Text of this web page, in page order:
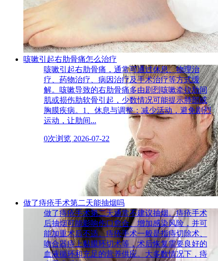
咳嗽引起右肋骨痛怎么治疗
咳嗽引起右肋骨痛，通常可通过休息、物理治
疗、药物治疗、病因治疗及手术治疗等方式缓
解。咳嗽导致的右肋骨痛多由剧烈咳嗽牵拉肋间
肌或损伤肋软骨引起，少数情况可能提示肺部或
胸膜疾病。1、休息与调整：减少活动，避免剧烈
运动，让肋间...
0次浏览 2026-07-22
做了痔疮手术第二天能抽烟吗
做了痔疮手术第二天通常不建议抽烟。痔疮手术
后抽烟可能影响伤口愈合、增加感染风险，并可
能加重术后不适。痔疮手术一般是指痔切除术、
吻合器痔上黏膜环切术等，术后恢复需要良好的
血液循环和充足的营养供应。大多数情况下，痔